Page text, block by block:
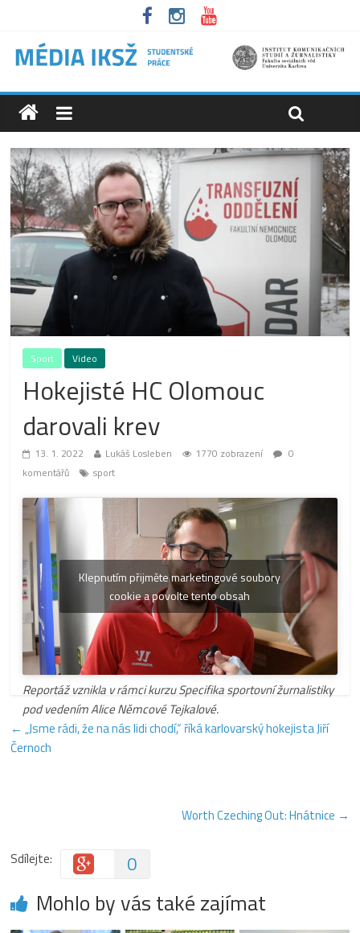
Sport Video
Hokejisté HC Olomouc
darovali krev
13. 1. 2022 Lukáš Losleben 1770 zobrazení
0
komentářů
sport
Reportáž vznikla v rámci kurzu Specifika sportovní žurnalistiky
pod vedením Alice Němcové Tejkalové.
Klepnutím přijměte marketingové soubory
cookie a povolte tento obsah
← „Jsme rádi, že na nás lidi chodí,“ říká karlovarský hokejista Jiří
Černoch
Worth Czeching Out: Hnátnice →
Sdílejte: 0
Mohlo by vás také zajímat